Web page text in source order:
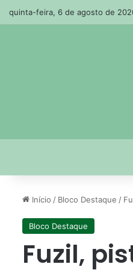
quinta-feira, 6 de agosto de
Início / Bloco Destaque /
Bloco Destaque
Fuzil,